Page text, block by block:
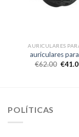
AURICULARES
auriculares
€62.00 €
POLÍTICAS